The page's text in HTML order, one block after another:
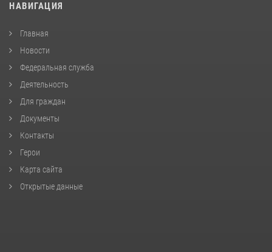
НАВИГАЦИЯ
Главная
Новости
Федеральная служба
Деятельность
Для граждан
Документы
Контакты
Герои
Карта сайта
Открытые данные